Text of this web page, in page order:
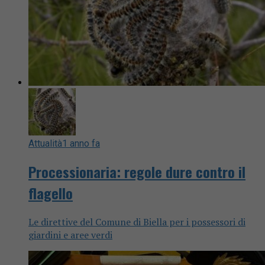
Attualità1 anno fa
Processionaria: regole dure contro il
flagello
Le direttive del Comune di Biella per i possessori di
giardini e aree verdi